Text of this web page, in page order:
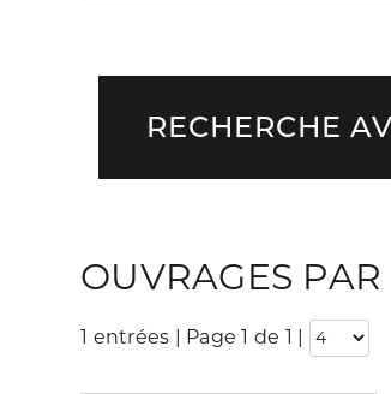
RECHERCHE
OUVRAGES
1 entrées | Page 1 de 1 |